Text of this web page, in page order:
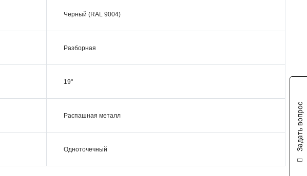
Черный (RAL 9004)
Разборная
19"
Распашная металл
Одноточечный Задать вопрос